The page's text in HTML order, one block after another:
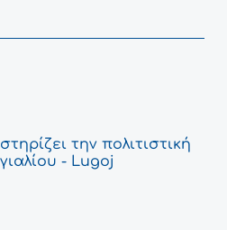
την πολιτιστική
- Lugoj